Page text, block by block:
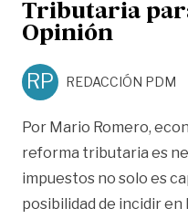
Tributaria
Opinión
RP REDACCIÓN PDM
Por Mario Romero,
reforma tributaria es
impuestos no solo es
posibilidad de incidir en